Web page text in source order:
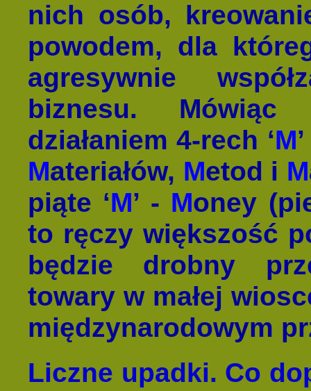
nich osób,
powodem, dla
agresywnie
biznesu.
działaniem 4-rech ‘M
Materiałów, Metod i M
piąte ‘M’ - Money
to ręczy większość
będzie drobny
towary w małej
międzynarodowym
Liczne upadki. Co